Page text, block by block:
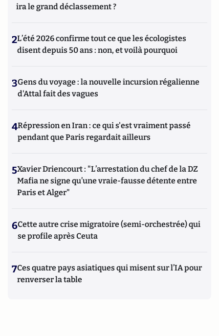
ira le grand déclassement ?
2L’été 2026 confirme tout ce que les écologistes
disent depuis 50 ans : non, et voilà pourquoi
3Gens du voyage : la nouvelle incursion régalienne
d'Attal fait des vagues
4Répression en Iran : ce qui s'est vraiment passé
pendant que Paris regardait ailleurs
5Xavier Driencourt : "L’arrestation du chef de la DZ
Mafia ne signe qu’une vraie-fausse détente entre
Paris et Alger"
6Cette autre crise migratoire (semi-orchestrée) qui
se profile après Ceuta
7Ces quatre pays asiatiques qui misent sur l’IA pour
renverser la table